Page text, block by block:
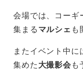
会場では、コーギ
集まるマルシェ も
またイベント中
集めた大撮影会も